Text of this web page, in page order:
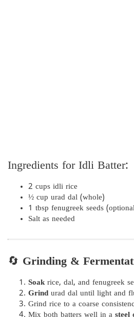
Ingredients for Idli Batter:
2 cups idli rice
½ cup urad dal (whole)
1 tbsp fenugreek seeds
Salt as needed
🔄 Grinding &
Soakrice, dal, and fenugreek
Grind urad dal until light and
Grind rice to a coarse
Mix both batters well in a steel